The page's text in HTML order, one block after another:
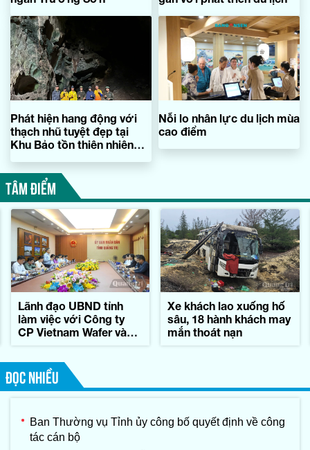
Phát hiện hang động với
thạch nhũ tuyệt đẹp tại
Khu Bảo tồn thiên nhiên
Nỗi lo nhân lực du lịch mùa
cao điểm
TÂM ĐIỂM
Lãnh đạo UBND tỉnh
làm việc với Công ty
CP Vietnam Wafer và
Xe khách lao xuống hố
sâu, 18 hành khách may
mắn thoát nạn
ĐỌC NHIỀU
Ban Thường vụ Tỉnh ủy công bố quyết định về công
tác cán bộ